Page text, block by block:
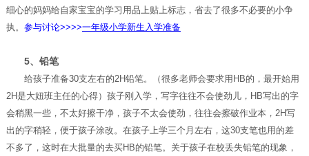
细心的妈妈给自家宝宝的学习用品上贴上标志，省去了很多不必要的小争
执。 参与讨论>>>>一年级小学新生入学准备
5、铅笔
给孩子准备30支左右的2H铅笔。（很多老师会要求用HB的，最开始用
2H是大妞班主任的心得）孩子刚入学，写字往往不会使劲儿，HB写出的字
会稍黑一些，不太好擦干净，孩子不太会使劲，往往会擦破作业本，2H写
出的字稍轻，便于孩子涂改。在孩子上学三个月左右，这30支笔也用的差
不多了，这时在大批量的去买HB的铅笔。关于孩子在校丢失铅笔的现象，